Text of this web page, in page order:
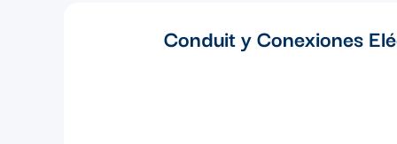
Conduit y Conexiones